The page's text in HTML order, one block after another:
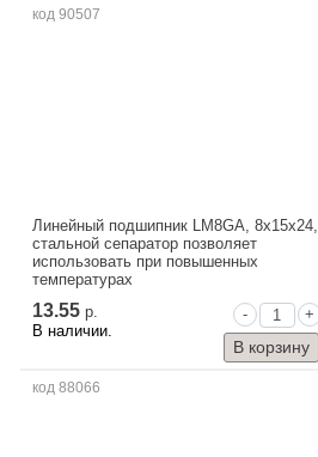
код 90507
Линейный подшипник LM8GA, 8x15x24,
стальной сепаратор позволяет
использовать при повышенных
температурах
13.55р.
В наличии.
- +
код 88066